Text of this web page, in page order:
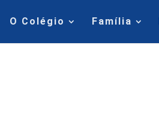
O Colégio Família